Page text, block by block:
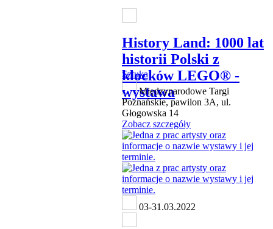
History Land: 1000 lat
historii Polski z
klocków LEGO® -
wystawa
Sztuka
Międzynarodowe Targi
Poznańskie, pawilon 3A, ul.
Głogowska 14
Zobacz szczegóły
03-31.03.2022